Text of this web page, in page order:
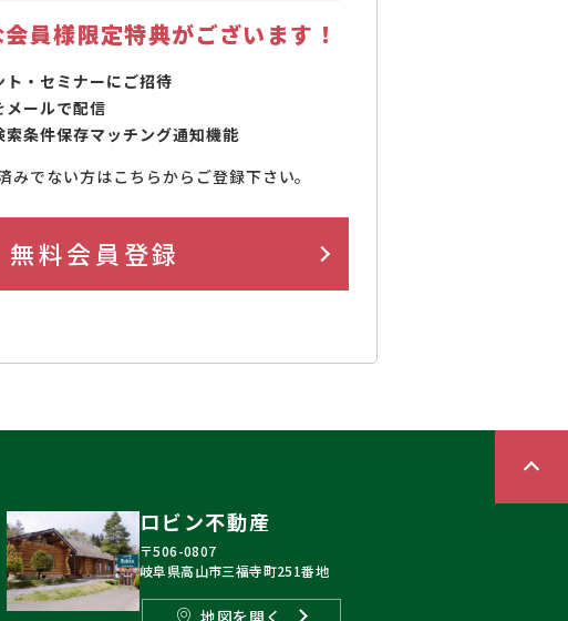
員様限定特典がございます！
・セミナーにご招待
メールで配信
索条件保存マッチング通知機能
みでない方はこちらからご登録下さい。
無料会員登録
ロビン不動産
〒506-0807
岐阜県高山市三福寺町251番地
地図を開く